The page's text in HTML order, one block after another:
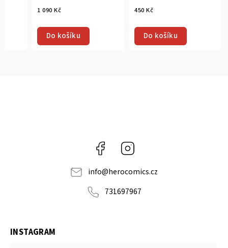
1 090 Kč
Do košíku
450 Kč
Do košíku
Facebook
info@herocomics.cz
731697967
INSTAGRAM